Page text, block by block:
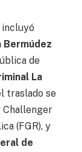
incluyó
Bermúdez
de
La
traslado se
Challenger
(FGR), y
de